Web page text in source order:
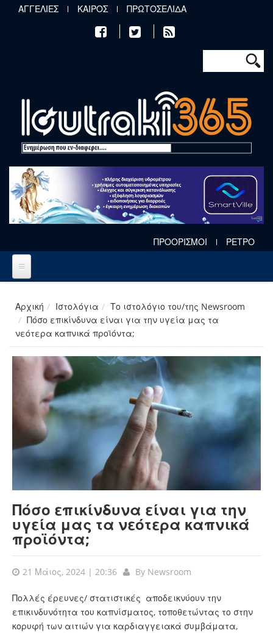
Παράκαμψη προς το κυρίως περιεχόμενο
ΑΓΓΕΛΙΕΣ ΚΑΙΡΟΣ ΠΡΩΤΟΣΕΛΙΔΑ
Φόρμα
Αναζήτηση
ΠΡΟΟΡΙΣΜΟΙ ΡΕΤΡΟ
Αρχική Ιστολόγια
Το ιστολόγιο του/της Newsroom
Πόσο επικίνδυνα είναι για την υγεία μας τα
νεότερα καπνικά προϊόντα;
Πόσο επικίνδυνα είναι για την
υγεία μας τα νεότερα καπνικά
προϊόντα;
21 Μάιος, 2024 | 20:36 By Newsroom
Πολλές έρευνες/ στατιστικές αποδεικνύουν την
επικινδυνότητα του καπνίσματος, τοποθετώντας το στην
κορυφή των αιτιών για καρδιαγγειακά συμβάματα,